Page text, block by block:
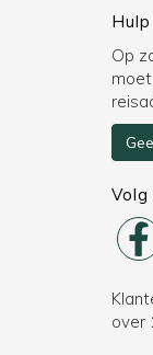
Op
over